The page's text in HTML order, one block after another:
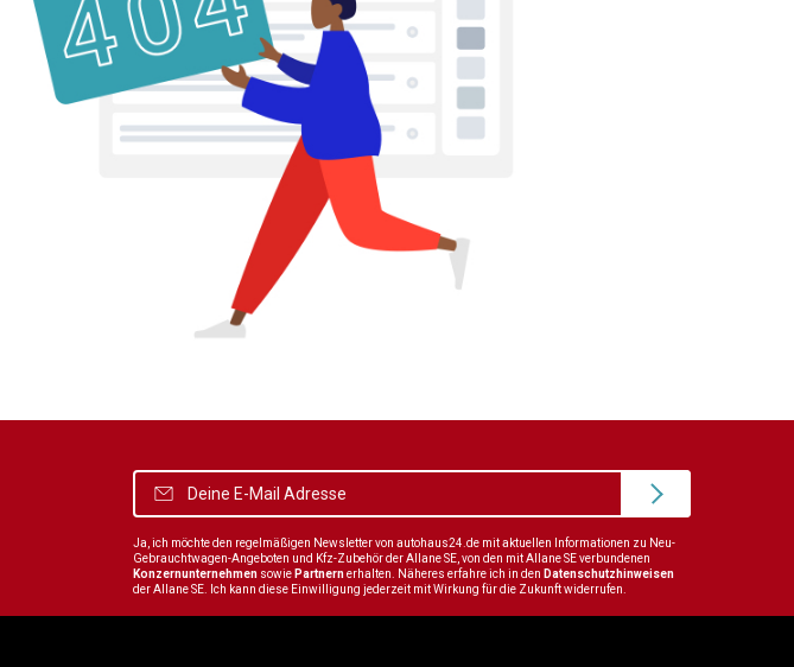
Ja, ich möchte den regelmäßigen Newsletter von autohaus24.de mit aktuellen Informationen zu Neu-
Gebrauchtwagen-Angeboten und Kfz-Zubehör der Allane SE, von den mit Allane SE verbundenen
Konzernunternehmen sowie Partnernerhalten. Näheres erfahre ich in den Datenschutzhinweisen
der Allane SE. Ich kann diese Einwilligung jederzeit mit Wirkung für die Zukunft widerrufen.